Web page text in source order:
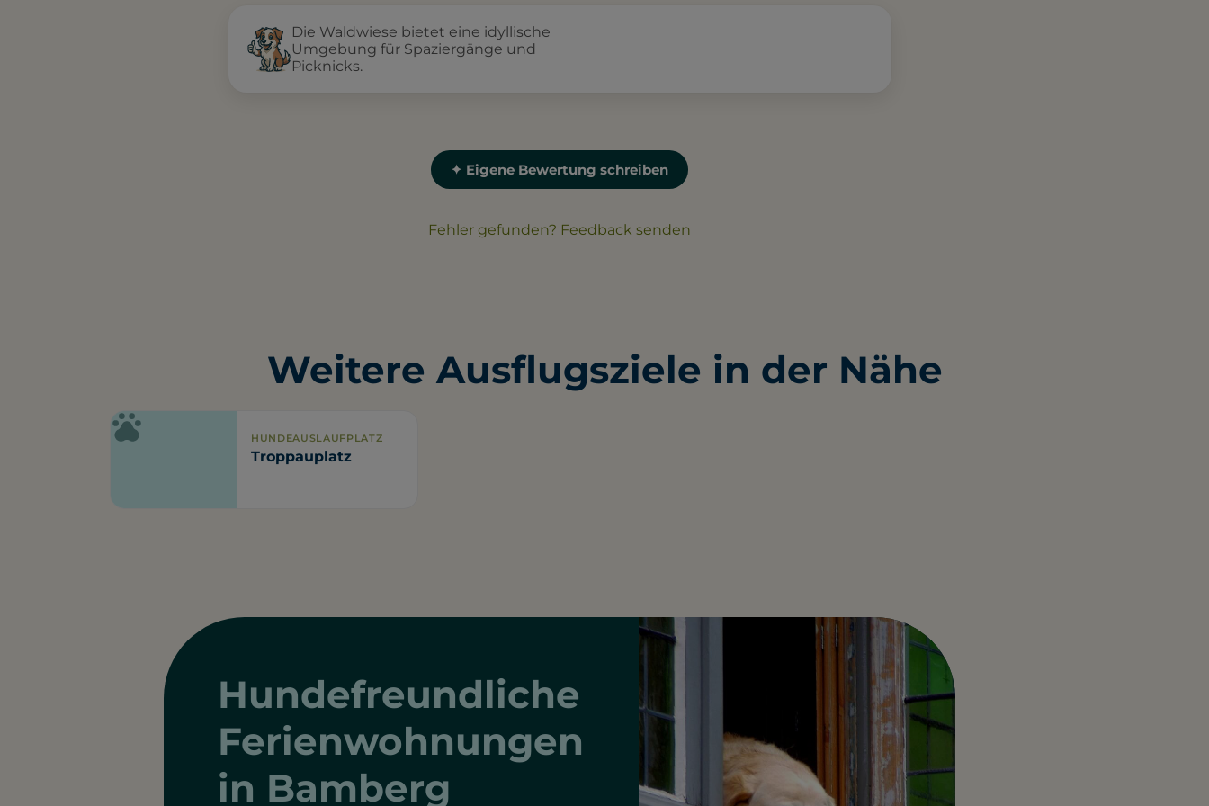
Die Waldwiese bietet eine idyllische
Umgebung für Spaziergänge und
Picknicks.
✦ Eigene Bewertung schreiben
Fehler gefunden? Feedback senden
Weitere Ausflugsziele in der Nähe
HUNDEAUSLAUFPLATZ
Troppauplatz
Hundefreundliche
Ferienwohnungen
in Bamberg